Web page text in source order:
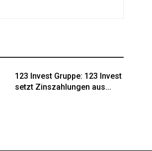
123 Invest Gruppe: 123 Invest
setzt Zinszahlungen aus...